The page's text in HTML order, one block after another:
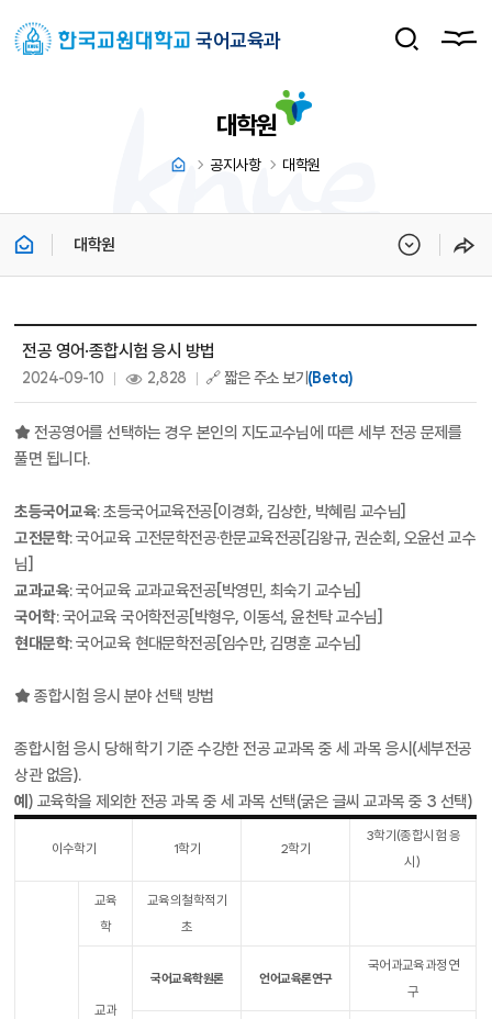
국어교육과
대학원
공지사항 대학원
대학원
전공 영어·종합시험 응시 방법
2024-09-10 2,828 🔗 짧은 주소 보기(Beta)
★ 전공영어를 선택하는 경우 본인의 지도교수님에 따른 세부 전공 문제를
풀면 됩니다.
초등국어교육: 초등국어교육전공[이경화, 김상한, 박혜림 교수님]
고전문학: 국어교육 고전문학전공·한문교육전공[김왕규, 권순회, 오윤선 교수
님]
교과교육: 국어교육 교과교육전공[박영민, 최숙기 교수님]
국어학: 국어교육 국어학전공[박형우, 이동석, 윤천탁 교수님]
현대문학: 국어교육 현대문학전공[임수만, 김명훈 교수님]
★ 종합시험 응시 분야 선택 방법
종합시험 응시 당해 학기 기준 수강한 전공 교과목 중 세 과목 응시(세부전공
상관 없음).
예 ) 교육학을 제외한 전공 과목 중 세 과목 선택(굵은 글씨 교과목 중 3 선택)
이수학기 1학기 2학기
3학기(종합시험 응
시)
교육
학
교육의철학적기
초
교과
국어교육학원론 언어교육론연구
국어과교육과정연
구